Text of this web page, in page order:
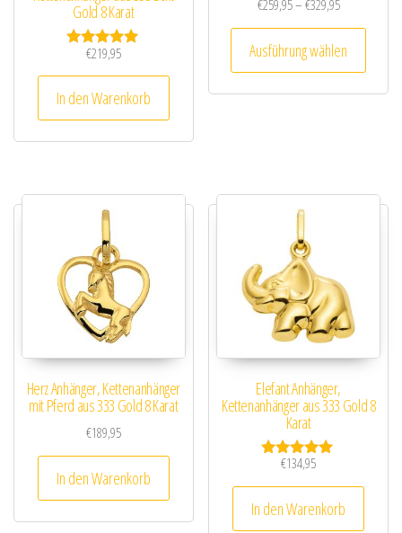
Gold 8 Karat
Bewertet mit
€219,95
In den Warenkorb
€259,95–€329,95Preisspanne:
Ausführung wählen
Herz Anhänger, Kettenanhänger
mit Pferd aus 333 Gold 8 Karat
€189,95
In den Warenkorb
Elefant Anhänger,
Kettenanhänger aus 333 Gold 8
Karat
Bewertet mit
€134,95
In den Warenkorb